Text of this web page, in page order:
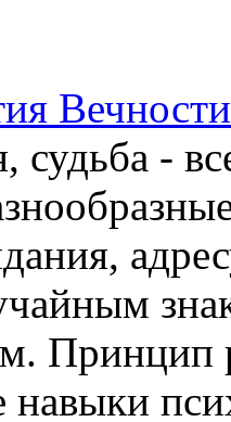
Вечности
судьба -
Принцип
навыки